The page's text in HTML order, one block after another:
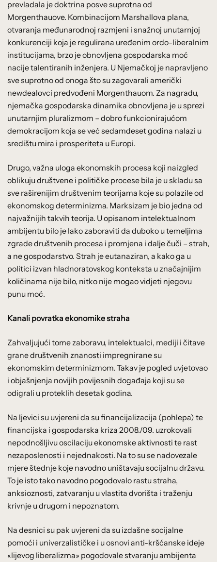
prevladala je doktrina posve suprotna od
Morgenthauove. Kombinacijom Marshallova plana,
otvaranja međunarodnoj razmjeni i snažnoj unutarnjoj
konkurenciji koja je regulirana uređenim ordo-liberalnim
institucijama, brzo je obnovljena gospodarska moć
nacije talentiranih inženjera. U Njemačkoj je napravljeno
sve suprotno od onoga što su zagovarali američki
newdealovci predvođeni Morgenthauom. Za nagradu,
njemačka gospodarska dinamika obnovljena je u sprezi
unutarnjim pluralizmom – dobro funkcionirajućom
demokracijom koja se već sedamdeset godina nalazi u
središtu mira i prosperiteta u Europi.
Drugo, važna uloga ekonomskih procesa koji naizgled
oblikuju društvene i političke procese bila je u skladu sa
sve raširenijim društvenim teorijama koje su polazile od
ekonomskog determinizma. Marksizam je bio jedna od
najvažnijih takvih teorija. U opisanom intelektualnom
ambijentu bilo je lako zaboraviti da duboko u temeljima
zgrade društvenih procesa i promjena i dalje čuči – strah,
a ne gospodarstvo. Strah je eutanaziran, a kako ga u
politici izvan hladnoratovskog konteksta u značajnijim
količinama nije bilo, nitko nije mogao vidjeti njegovu
punu moć.
Kanali povratka ekonomike straha
Zahvaljujući tome zaboravu, intelektualci, mediji i čitave
grane društvenih znanosti impregnirane su
ekonomskim determinizmom. Takav je pogled uvjetovao
i objašnjenja novijih povijesnih događaja koji su se
odigrali u proteklih desetak godina.
Na ljevici su uvjereni da su financijalizacija (pohlepa) te
financijska i gospodarska kriza 2008./09. uzrokovali
nepodnošljivu oscilaciju ekonomske aktivnosti te rast
nezaposlenosti i nejednakosti. Na to su se nadovezale
mjere štednje koje navodno uništavaju socijalnu državu.
To je isto tako navodno pogodovalo rastu straha,
anksioznosti, zatvaranju u vlastita dvorišta i traženju
krivnje u drugom i nepoznatom.
Na desnici su pak uvjereni da su izdašne socijalne
pomoći i univerzalističke i u osnovi anti-kršćanske ideje
«lijevog liberalizma» pogodovale stvaranju ambijenta